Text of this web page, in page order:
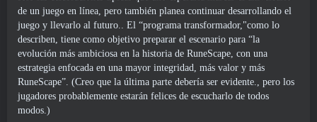
de un juego en línea, pero también planea continuar desarrollando el
juego y llevarlo al futuro.. El “programa transformador,"como lo
describen, tiene como objetivo preparar el escenario para “la
evolución más ambiciosa en la historia de RuneScape, con una
estrategia enfocada en una mayor integridad, más valor y más
RuneScape”. (Creo que la última parte debería ser evidente., pero los
jugadores probablemente estarán felices de escucharlo de todos
modos.)